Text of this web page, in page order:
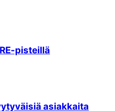
pisteillä
asiakkaita